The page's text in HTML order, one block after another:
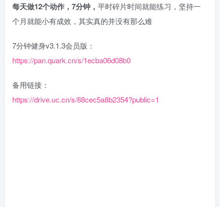
每天做12个动作，7分钟， 平时碎片时间就能练习，坚持一
个月就能小有成效，其实真的并没有那么难
7分钟健身v3.1.3会员版：
https://pan.quark.cn/s/1ecba06d08b0
备用链接：
https://drive.uc.cn/s/88cec5a8b2354?public=1